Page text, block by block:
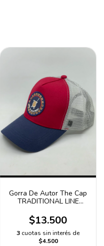
Gorra De Autor The Cap
TRADITIONAL LINE
Azul y Gris
$13.500
3 cuotas sin interés de
$4.500